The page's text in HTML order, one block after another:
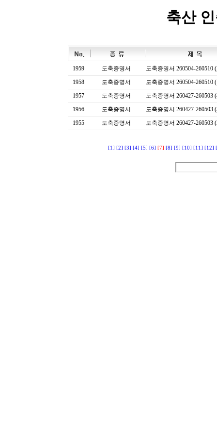
축산
1959 도축증명서
도축증명서 260504-260510
1958
도축증명서
도축증명서 260504-260510
1957
도축증명서
도축증명서 260427-260503
1956
도축증명서
도축증명서 260427-260503
1955
도축증명서 도축증명서 260427-260503
[1] [2] [3] [4] [5] [6] [7] [8] [9] [10] [11] [12]